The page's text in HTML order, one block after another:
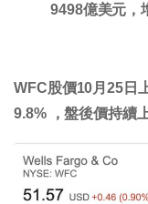
9498億美元，
WFC股價10月25日
9.8% ，盤後價持續